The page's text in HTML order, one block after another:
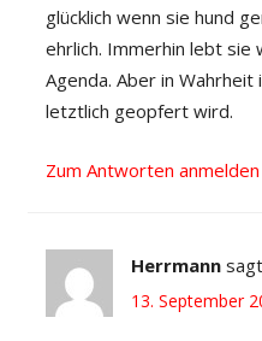
glücklich wenn sie hund
ehrlich. Immerhin lebt sie
Agenda. Aber in
letztlich geopfert wird.
Zum Antworten anmelden
Herrmann
13. September